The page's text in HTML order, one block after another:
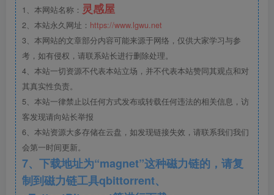
第三步，选择优化意向进行深化设计：结合具体的功能
使用与设计的形式需求，选择生成其中的类别， 继续进行深
化，深化控制的一个方向是在理性层面，对不同互动行为方
式的需求考虑; 深化控制的第二个方向是在感性层面，对形式
的美感和空间形态的审美考虑。第四步，建造优化，材料设
计与结构设计。建造的优化经历过这些过程实现的：1、建立
整体3D模型，确定造型；2、根据3D模型深化内部钢架；
3、根据加工需要，分解模型及钢架结构4、根据分解模型制
作人造石的定型模具5、人造石通过专业烤箱软化后，在定型
模具上定型6、制作拼接模具，并于钢架结构结合；7、将定
1、本网站名称： 灵感屋
2、本站永久网址： https://www.lgwu.net
3、本网站的文章部分内容可能来源于网络，仅供大家学习与参
考，如有侵权，请联系站长进行删除处理。
4、本站一切资源不代表本站立场，并不代表本站赞同其观点和对
其真实性负责。
5、本站一律禁止以任何方式发布或转载任何违法的相关信息，访
客发现请向站长举报
6、本站资源大多存储在云盘，如发现链接失效，请联系我们我们
会第一时间更新。
7、下载地址为“magnet”这种磁力链的，请复
制到磁力链工具qbittorrent、